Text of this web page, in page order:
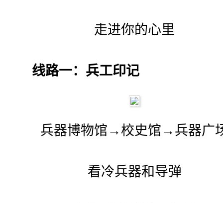
走进你的心里
线路一：兵工印记
兵器博物馆→校史馆→兵器广
看冷兵器和导弹